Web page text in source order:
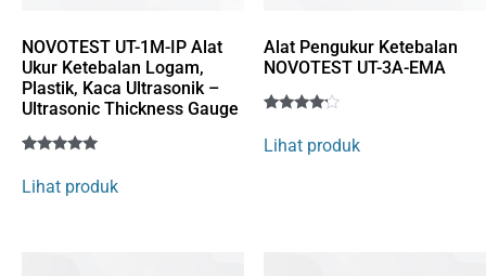
NOVOTEST UT-1M-IP Alat
Ukur Ketebalan Logam,
Plastik, Kaca Ultrasonik –
Ultrasonic Thickness Gauge
5
out of 5
Lihat produk
Alat Pengukur Ketebalan
NOVOTEST UT-3A-EMA
4
out of 5
Lihat produk